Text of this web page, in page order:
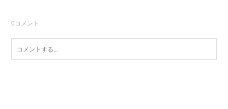
0コメント